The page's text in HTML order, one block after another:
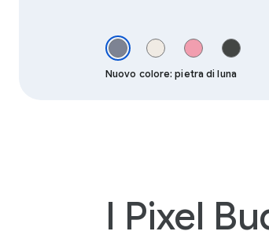
Nuovo colore: pietra di luna
I Pixel